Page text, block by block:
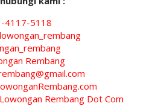
4117-5118
Rembang
Lowongan Rembang Dot Com